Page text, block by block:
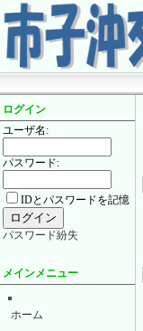
ログイン
ユーザ名:
パスワード:
IDとパスワードを記憶
パスワード紛失
メインメニュー
ホーム